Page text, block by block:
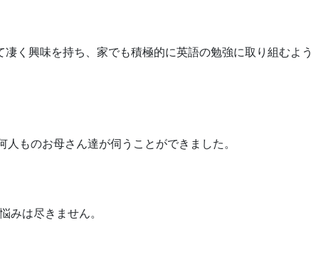
く興味を持ち、家でも積極的に英語の勉強に取り組むよう
ものお母さん達が伺うことができました。
みは尽きません。